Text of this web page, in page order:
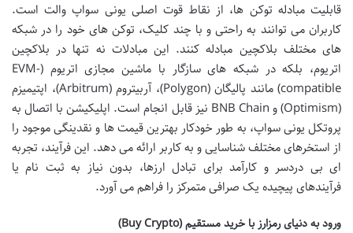
قابلیت مبادله توکن ها، از نقاط قوت اصلی یونی سواپ والت است.
کاربران می توانند به راحتی و با چند کلیک، توکن های خود را در شبکه
های مختلف بلاکچین مبادله کنند. این مبادلات نه تنها در بلاکچین
اتریوم، بلکه در شبکه های سازگار با ماشین مجازی اتریوم (EVM-
compatible) مانند پالیگان (Polygon)، آربیتروم (Arbitrum)، اپتیمیزم
(Optimism) و BNB Chain نیز قابل انجام است. اپلیکیشن با اتصال به
پروتکل یونی سواپ، به طور خودکار بهترین قیمت ها و نقدینگی موجود را
از استخرهای مختلف شناسایی و به کاربر ارائه می دهد. این فرآیند، تجربه
ای بی دردسر و کارآمد برای تبادل ارزها، بدون نیاز به ثبت نام یا
فرآیندهای پیچیده یک صرافی متمرکز را فراهم می آورد.
ورود به دنیای رمزارز با خرید مستقیم (Buy Crypto)